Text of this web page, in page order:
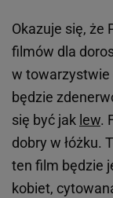
Okazuje się, że
filmów dla
w towarzystwie
będzie
się być jak lew.
dobry w łóżku.
ten film będzie
kobiet,